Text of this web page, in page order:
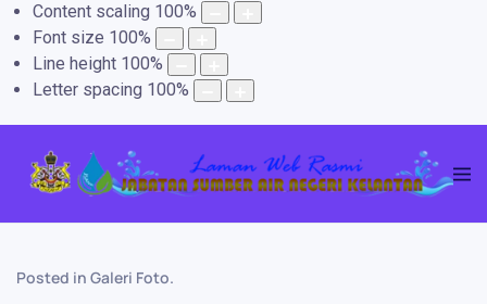
Content scaling 100%
Font size 100%
Line height 100%
Letter spacing 100%
Posted in Galeri Foto.